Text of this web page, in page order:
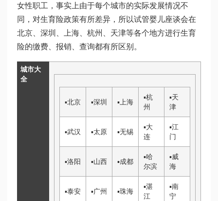
女性职工，事实上由于每个城市的实际发展情况不
同，对生育险政策有所差异，所以试管婴儿座谈会在
北京、深圳、上海、杭州、天津等各个地方进行生育
险的缴费、报销、查询都有所区别。
城市大
全
▪北京 ▪深圳 ▪上海
▪杭
州
▪天
津
▪武汉 ▪太原 ▪无锡
▪大
连
▪江
门
▪洛阳 ▪山西 ▪成都
▪哈
尔滨
▪威
海
▪泰安 ▪广州 ▪珠海
▪湛
江
▪南
宁